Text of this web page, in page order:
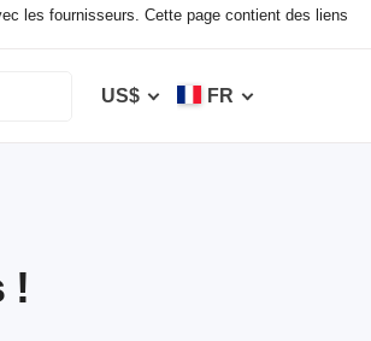
les fournisseurs. Cette page contient des liens
US$ FR
!